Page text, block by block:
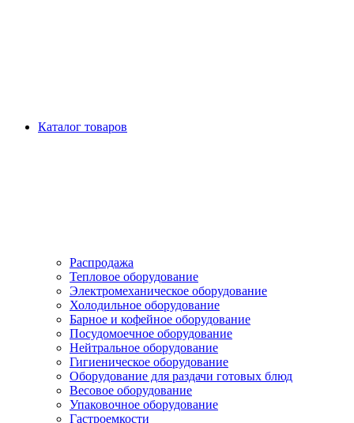
Каталог товаров
Распродажа
Тепловое оборудование
Электромеханическое оборудование
Холодильное оборудование
Барное и кофейное оборудование
Посудомоечное оборудование
Нейтральное оборудование
Гигиеническое оборудование
Оборудование для раздачи готовых блюд
Весовое оборудование
Упаковочное оборудование
Гастроемкости